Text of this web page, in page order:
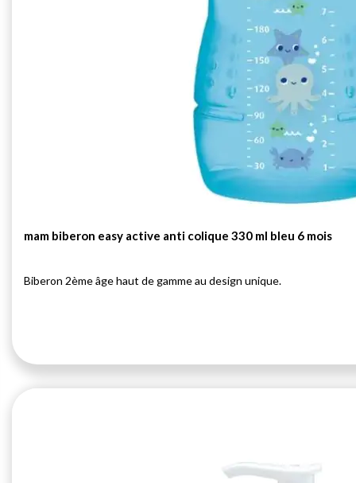
mam biberon easy active anti colique 330 ml bleu 6 mois
Biberon 2ème âge haut de gamme au design unique.